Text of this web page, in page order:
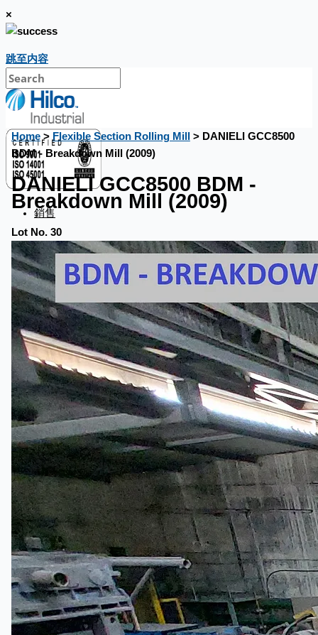
×
跳至内容
銷售
Home> Flexible Section Rolling Mill> DANIELI GCC8500
BDM - Breakdown Mill (2009)
DANIELI GCC8500 BDM -
Breakdown Mill (2009)
Lot No. 30